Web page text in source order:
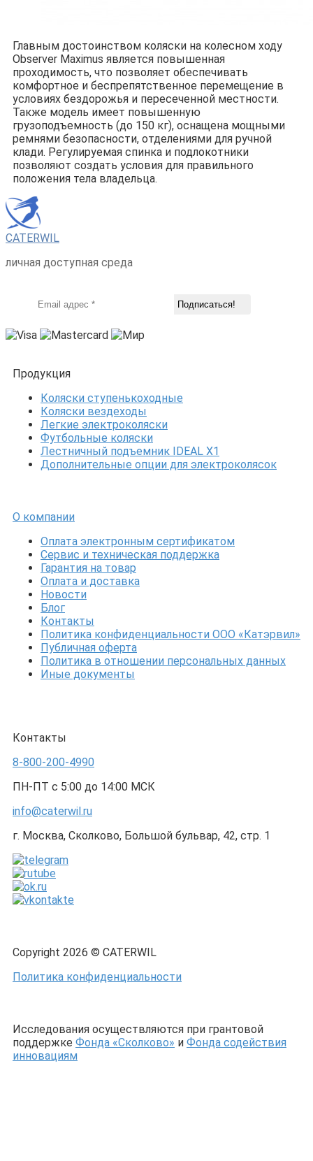
Главным достоинством коляски на колесном ходу
Observer Maximus является повышенная
проходимость, что позволяет обеспечивать
комфортное и беспрепятственное перемещение в
условиях бездорожья и пересеченной местности.
Также модель имеет повышенную
грузоподъемность (до 150 кг), оснащена мощными
ремнями безопасности, отделениями для ручной
клади. Регулируемая спинка и подлокотники
позволяют создать условия для правильного
положения тела владельца.
CATERWIL
личная доступная среда
Продукция
Коляски ступенькоходные
Коляски вездеходы
Легкие электроколяски
Футбольные коляски
Лестничный подъемник IDEAL X1
Дополнительные опции для электроколясок
О компании
Оплата электронным сертификатом
Сервис и техническая поддержка
Гарантия на товар
Оплата и доставка
Новости
Блог
Контакты
Политика конфиденциальности ООО «Катэрвил»
Публичная оферта
Политика в отношении персональных данных
Иные документы
Контакты
8-800-200-4990
ПН-ПТ с 5:00 до 14:00 МСК
info@caterwil.ru
г. Москва, Сколково, Большой бульвар, 42, стр. 1
Copyright 2026 © CATERWIL
Политика конфиденциальности
Исследования осуществляются при грантовой
поддержке Фонда «Сколково» и Фонда содействия
инновациям